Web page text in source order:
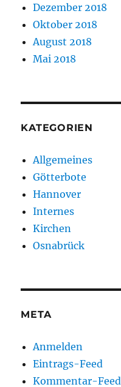
Dezember 2018
Oktober 2018
August 2018
Mai 2018
KATEGORIEN
Allgemeines
Götterbote
Hannover
Internes
Kirchen
Osnabrück
META
Anmelden
Eintrags-Feed
Kommentar-Feed